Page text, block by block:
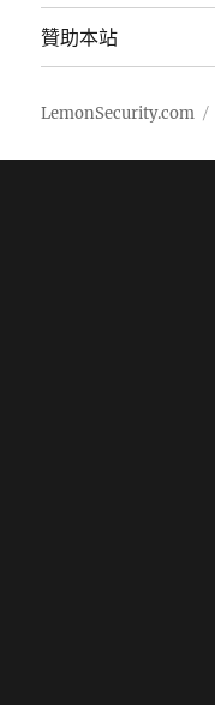
贊助本站
LemonSecurity.com